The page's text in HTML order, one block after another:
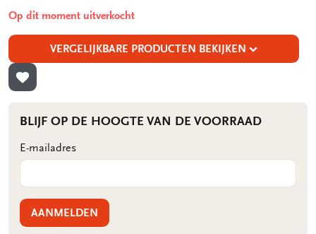
Op dit moment uitverkocht
VERGELIJKBARE PRODUCTEN BEKIJKEN
TOEVOEGEN AAN VERLANGLIJST
BLIJF OP DE HOOGTE VAN DE VOORRAAD
E-mailadres
AANMELDEN